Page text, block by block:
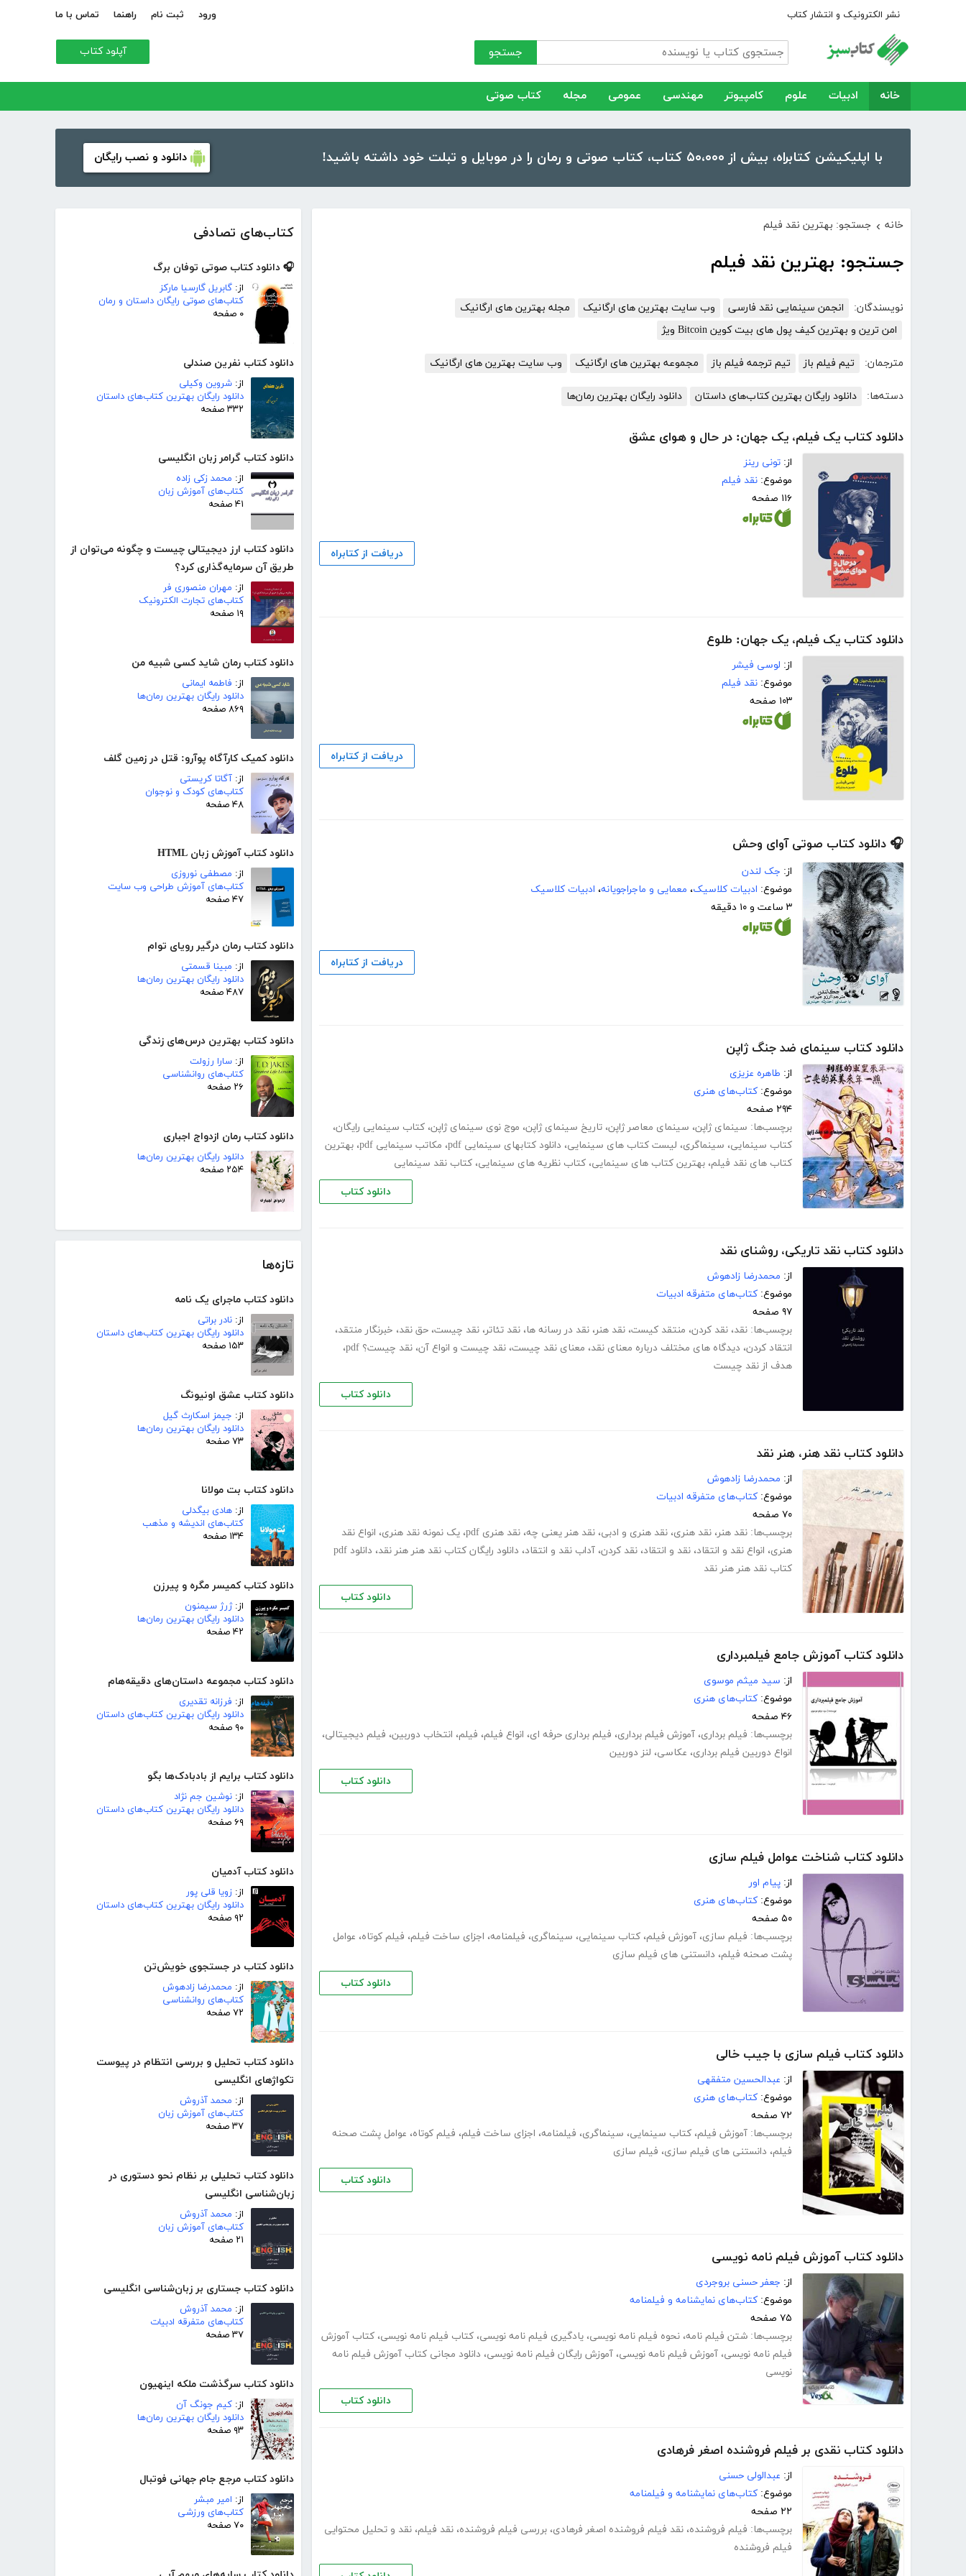
نشر الکترونیک و انتشار کتاب ورود ثبت نام راهنما تماس با ما
جستجو آپلود کتاب
خانه ادبیات علوم کامپیوتر مهندسی عمومی مجله کتاب صوتی
با اپلیکیشن کتابراه، بیش از ۵۰،۰۰۰ کتاب، کتاب صوتی و رمان را در موبایل و تبلت خود داشته باشید! دانلود و نصب رایگان
کتاب‌های تصادفی
🎧 دانلود کتاب صوتی توفان برگ
از: گابریل گارسیا مارکز
کتاب‌های صوتی رایگان داستان و رمان
۰ صفحه
دانلود کتاب نفرین صندلی
از: شروین وکیلی
دانلود رایگان بهترین کتاب‌های داستان
۳۳۲ صفحه
دانلود کتاب گرامر زبان انگلیسی
از: محمد زکی زاده
کتاب‌های آموزش زبان
۴۱ صفحه
دانلود کتاب ارز دیجیتالی چیست و چگونه می‌توان از
طریق آن سرمایه‌گذاری کرد؟
از: مهران منصوری فر
کتاب‌های تجارت الکترونیک
۱۹ صفحه
دانلود کتاب رمان شاید کسی شبیه من
از: فاطمه ایمانی
دانلود رایگان بهترین رمان‌ها
۸۶۹ صفحه
دانلود کمیک کارآگاه پوآرو: قتل در زمین گلف
از: آگاتا کریستی
کتاب‌های کودک و نوجوان
۴۸ صفحه
دانلود کتاب آموزش زبان HTML
از: مصطفی نوروزی
کتاب‌های آموزش طراحی وب سایت
۴۷ صفحه
دانلود کتاب رمان درگیر رویای توام
از: مبینا قسمتی
دانلود رایگان بهترین رمان‌ها
۴۸۷ صفحه
دانلود کتاب بهترین درس‌های زندگی
از: سارا رزولت
کتاب‌های روانشناسی
۲۶ صفحه
دانلود کتاب رمان ازدواج اجباری
دانلود رایگان بهترین رمان‌ها
۲۵۴ صفحه
تازه‌ها
دانلود کتاب ماجرای یک نامه
از: نادر براتی
دانلود رایگان بهترین کتاب‌های داستان
۱۵۳ صفحه
دانلود کتاب عشق اونیونگ
از: جیمز اسکارث گیل
دانلود رایگان بهترین رمان‌ها
۷۳ صفحه
دانلود کتاب بت مولانا
از: هادی بیگدلی
کتاب‌های اندیشه و مذهب
۱۳۴ صفحه
دانلود کتاب کمیسر مگره و پیرزن
از:ژرژ سیمنون
دانلود رایگان بهترین رمان‌ها
۴۲ صفحه
دانلود کتاب مجموعه داستان‌های دقیقه‌هام
از: فرزانه تقدیری
دانلود رایگان بهترین کتاب‌های داستان
۹۰ صفحه
دانلود کتاب برایم از بادبادک‌ها بگو
از: نوشین جم نژاد
دانلود رایگان بهترین کتاب‌های داستان
۶۹ صفحه
دانلود کتاب آدمیان
از: زویا قلی پور
دانلود رایگان بهترین کتاب‌های داستان
۹۲ صفحه
دانلود کتاب در جستجوی خویش‌تن
از: محمدرضا زادهوش
کتاب‌های روانشناسی
۷۲ صفحه
دانلود کتاب تحلیل و بررسی انتظام در پیوست
تکواژهای انگلیسی
از: محمد آذروش
کتاب‌های آموزش زبان
۳۷ صفحه
دانلود کتاب تحلیلی بر نظام نحو دستوری در
زبان‌شناسی انگلیسی
از: محمد آذروش
کتاب‌های آموزش زبان
۲۱ صفحه
دانلود کتاب جستاری بر زبان‌شناسی انگلیسی
از: محمد آذروش
کتاب‌های متفرقه ادبیات
۳۷ صفحه
دانلود کتاب سرگذشت ملکه اینهیون
از: کیم جونگ آن
دانلود رایگان بهترین رمان‌ها
۹۳ صفحه
دانلود کتاب مرجع جام جهانی فوتبال
از: امیر مبشر
کتاب‌های ورزشی
۷۰ صفحه
خانه › جستجو: بهترین نقد فیلم
جستجو: بهترین نقد فیلم
نویسندگان: انجمن سینمایی نقد فارسی وب سایت بهترین های ارگانیک
مجله بهترین های ارگانیک
امن ترین و بهترین کیف پول های بیت کوین Bitcoin ویژ
مترجمان: تیم فیلم باز تیم ترجمه فیلم باز مجموعه بهترین های ارگانیک وب سایت بهترین های ارگانیک
دسته‌ها: دانلود رایگان بهترین کتاب‌های داستان دانلود رایگان بهترین رمان‌ها
دانلود کتاب یک فیلم، یک جهان: در حال و هوای عشق
از: تونی رینز
موضوع: نقد فیلم
۱۱۶ صفحه
دریافت از کتابراه
دانلود کتاب یک فیلم، یک جهان: طلوع
از: لوسی فیشر
موضوع: نقد فیلم
۱۰۳ صفحه
دریافت از کتابراه
🎧 دانلود کتاب صوتی آوای وحش
از: جک لندن
موضوع: ادبیات کلاسیک، معمایی و ماجراجویانه، ادبیات کلاسیک
۳ ساعت و ۱۰ دقیقه
دریافت از کتابراه
دانلود کتاب سینمای ضد جنگ ژاپن
از: طاهره عزیزی
موضوع: کتاب‌های هنری
۲۹۴ صفحه
برچسب‌ها: سینمای ژاپن، سینمای معاصر ژاپن، تاریخ سینمای ژاپن، موج نوی سینمای ژاپن، کتاب سینمایی رایگان،
کتاب سینمایی، سینماگری، لیست کتاب های سینمایی، دانلود کتابهای سینمایی pdf ، مکاتب سینمایی pdf ، بهترین
کتاب های نقد فیلم، بهترین کتاب های سینمایی، کتاب نظریه های سینمایی، کتاب نقد سینمایی
دانلود کتاب
دانلود کتاب نقد تاریکی، روشنای نقد
از: محمدرضا زادهوش
موضوع: کتاب‌های متفرقه ادبیات
۹۷ صفحه
برچسب‌ها: نقد، نقد کردن، منتقد کیست، نقد هنر، نقد در رسانه ها، نقد تئاتر، نقد چیست، حق نقد، خبرنگار منتقد،
انتقاد کردن، دیدگاه های مختلف درباره معنای نقد، معنای نقد چیست، نقد چیست و انواع آن، نقد چیست؟ pdf
،
هدف از نقد چیست
دانلود کتاب
دانلود کتاب نقد هنر، هنر نقد
از: محمدرضا زادهوش
موضوع: کتاب‌های متفرقه ادبیات
۷۰ صفحه
برچسب‌ها: نقد هنر، نقد هنری، نقد هنری و ادبی، نقد هنر یعنی چه، نقد هنری pdf ، یک نمونه نقد هنری، انواع نقد
هنری، انواع نقد و انتقاد، نقد و انتقاد، نقد کردن، آداب نقد و انتقاد، دانلود رایگان کتاب نقد هنر هنر نقد،
دانلود pdf
کتاب نقد هنر هنر نقد
دانلود کتاب
دانلود کتاب آموزش جامع فیلمبرداری
از: سید میثم موسوی
موضوع: کتاب‌های هنری
۴۶ صفحه
برچسب‌ها: فیلم برداری، آموزش فیلم برداری، فیلم برداری حرفه ای، انواع فیلم، فیلم، انتخاب دوربین، فیلم دیجیتالی،
انواع دوربین فیلم برداری، عکاسی، لنز دوربین
دانلود کتاب
دانلود کتاب شناخت عوامل فیلم سازی
از: پیام اور
موضوع: کتاب‌های هنری
۵۰ صفحه
برچسب‌ها: فیلم سازی، آموزش فیلم، کتاب سینمایی، سینماگری، فیلمنامه، اجزای ساخت فیلم، فیلم کوتاه، عوامل
پشت صحنه فیلم، دانستنی های فیلم سازی
دانلود کتاب
دانلود کتاب فیلم سازی با جیب خالی
از: عبدالحسین متفقهی
موضوع: کتاب‌های هنری
۷۲ صفحه
برچسب‌ها: آموزش فیلم، کتاب سینمایی، سینماگری، فیلمنامه، اجزای ساخت فیلم، فیلم کوتاه، عوامل پشت صحنه
فیلم، دانستنی های فیلم سازی، فیلم سازی
دانلود کتاب
دانلود کتاب آموزش فیلم نامه نویسی
از: جعفر حسنی بروجردی
موضوع: کتاب‌های نمایشنامه و فیلمنامه
۷۵ صفحه
برچسب‌ها: شتن فیلم نامه، نحوه فیلم نامه نویسی، یادگیری فیلم نامه نویسی، کتاب فیلم نامه نویسی، کتاب آموزش
فیلم نامه نویسی، آموزش فیلم نامه نویسی، آموزش رایگان فیلم نامه نویسی، دانلود مجانی کتاب آموزش فیلم نامه
نویسی
دانلود کتاب
دانلود کتاب نقدی بر فیلم فروشنده اصغر فرهادی
از: عبدالولی حسنی
موضوع: کتاب‌های نمایشنامه و فیلمنامه
۲۲ صفحه
برچسب‌ها: فیلم فروشنده، نقد فیلم فروشنده اصغر فرهادی، بررسی فیلم فروشنده، نقد فیلم، نقد و تحلیل محتوایی
فیلم فروشنده